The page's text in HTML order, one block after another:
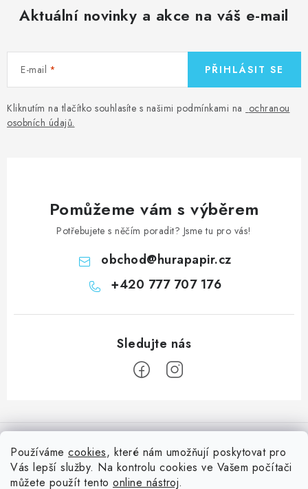
Používáme cookies, které nám umožňují poskytovat pro
Vás lepší služby. Na kontrolu cookies ve Vašem počítači
můžete použít tento online nástroj.
Aktuální novinky a akce na váš e-mail
E-mail
Kliknutím na tlačítko souhlasíte s našimi podmínkami na ochranou
osobních údajů.
PŘIHLÁSIT SE
Pomůžeme vám s výběrem
Potřebujete s něčím poradit? Jsme tu pro vás!
obchod@hurapapir.cz
+420 777 707 176
á
Doprava
Nepřehlédněte